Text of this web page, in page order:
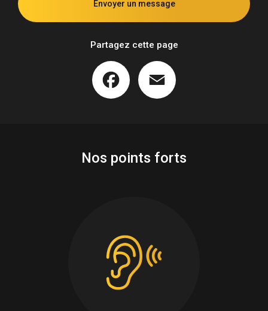
une maison à Miramont de guyenne
Envoyer un message
Partagez cette page
Facebook
Nos points forts